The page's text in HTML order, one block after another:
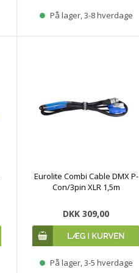
På lager, 3-8 hverdage
Eurolite Combi Cable DMX P-
Con/3pin XLR 1,5m
DKK 309,00
På lager, 3-5 hverdage